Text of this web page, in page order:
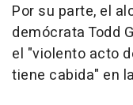
Por su parte, el
demócrata Todd
el "violento acto
tiene cabida" en